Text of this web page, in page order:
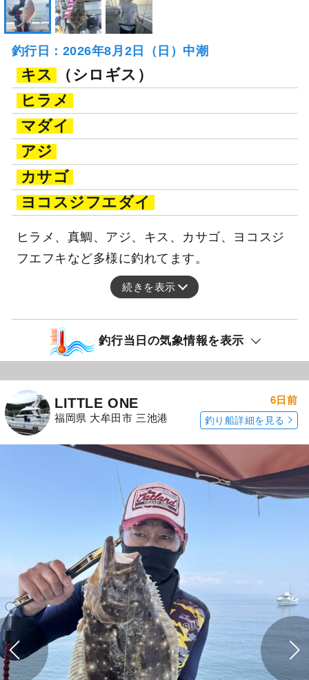
釣行日：2026年8月2日（日）中潮
キス
（シロギス）
ヒラメ
マダイ
アジ
カサゴ
ヨコスジフエダイ
ヒラメ、真鯛、アジ、キス、カサゴ、ヨコスジ
フエフキなど多様に釣れてます。
続きを表示
釣行当日の気象情報を表示
LITTLE ONE
福岡県 大牟田市 三池港
6日前
釣り船詳細を見る